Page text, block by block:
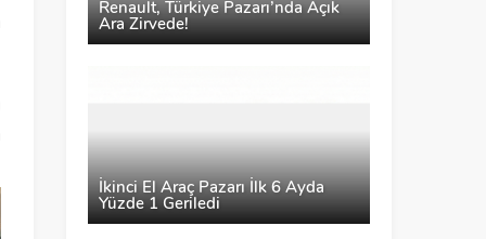
Renault, Türkiye Pazarı’nda Açık
Ara Zirvede!
İkinci El Araç Pazarı İlk 6 Ayda
Yüzde 1 Geriledi